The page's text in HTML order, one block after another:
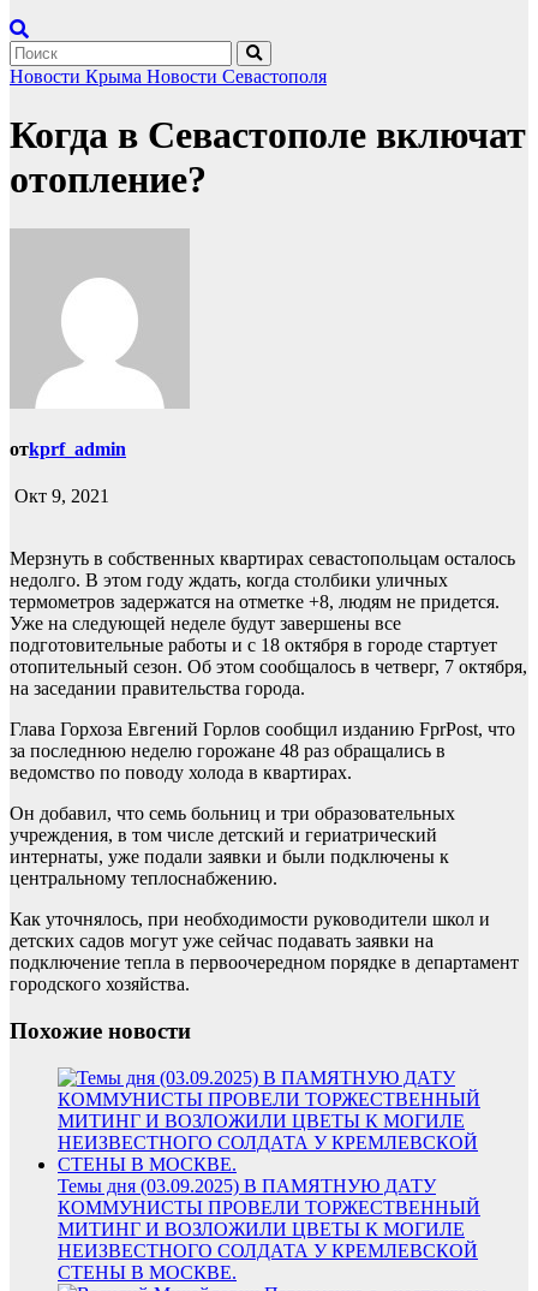
Новости Крыма Новости Севастополя
Когда в Севастополе включат
отопление?
отkprf_admin
Окт 9, 2021
Мерзнуть в собственных квартирах севастопольцам осталось
недолго. В этом году ждать, когда столбики уличных
термометров задержатся на отметке +8, людям не придется.
Уже на следующей неделе будут завершены все
подготовительные работы и с 18 октября в городе стартует
отопительный сезон. Об этом сообщалось в четверг, 7 октября,
на заседании правительства города.
Глава Горхоза Евгений Горлов сообщил изданию FprPost, что
за последнюю неделю горожане 48 раз обращались в
ведомство по поводу холода в квартирах.
Он добавил, что семь больниц и три образовательных
учреждения, в том числе детский и гериатрический
интернаты, уже подали заявки и были подключены к
центральному теплоснабжению.
Как уточнялось, при необходимости руководители школ и
детских садов могут уже сейчас подавать заявки на
подключение тепла в первоочередном порядке в департамент
городского хозяйства.
Похожие новости
Темы дня (03.09.2025) В ПАМЯТНУЮ ДАТУ
КОММУНИСТЫ ПРОВЕЛИ ТОРЖЕСТВЕННЫЙ
МИТИНГ И ВОЗЛОЖИЛИ ЦВЕТЫ К МОГИЛЕ
НЕИЗВЕСТНОГО СОЛДАТА У КРЕМЛЕВСКОЙ
СТЕНЫ В МОСКВЕ.